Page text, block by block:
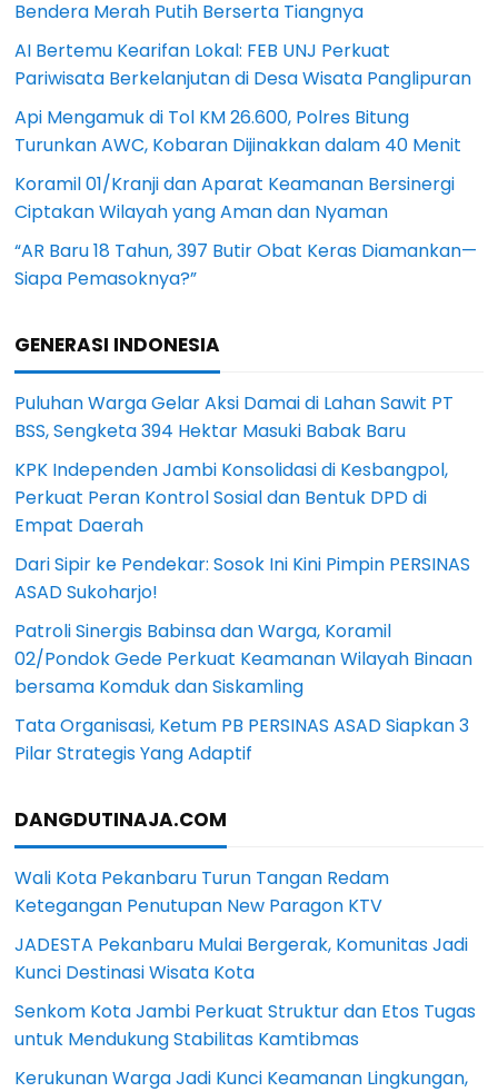
Bendera Merah Putih Berserta Tiangnya
AI Bertemu Kearifan Lokal: FEB UNJ Perkuat
Pariwisata Berkelanjutan di Desa Wisata Panglipuran
Api Mengamuk di Tol KM 26.600, Polres Bitung
Turunkan AWC, Kobaran Dijinakkan dalam 40 Menit
Koramil 01/Kranji dan Aparat Keamanan Bersinergi
Ciptakan Wilayah yang Aman dan Nyaman
“AR Baru 18 Tahun, 397 Butir Obat Keras Diamankan—
Siapa Pemasoknya?”
GENERASI INDONESIA
Puluhan Warga Gelar Aksi Damai di Lahan Sawit PT
BSS, Sengketa 394 Hektar Masuki Babak Baru
KPK Independen Jambi Konsolidasi di Kesbangpol,
Perkuat Peran Kontrol Sosial dan Bentuk DPD di
Empat Daerah
Dari Sipir ke Pendekar: Sosok Ini Kini Pimpin PERSINAS
ASAD Sukoharjo!
Patroli Sinergis Babinsa dan Warga, Koramil
02/Pondok Gede Perkuat Keamanan Wilayah Binaan
bersama Komduk dan Siskamling
Tata Organisasi, Ketum PB PERSINAS ASAD Siapkan 3
Pilar Strategis Yang Adaptif
DANGDUTINAJA.COM
Wali Kota Pekanbaru Turun Tangan Redam
Ketegangan Penutupan New Paragon KTV
JADESTA Pekanbaru Mulai Bergerak, Komunitas Jadi
Kunci Destinasi Wisata Kota
Senkom Kota Jambi Perkuat Struktur dan Etos Tugas
untuk Mendukung Stabilitas Kamtibmas
Kerukunan Warga Jadi Kunci Keamanan Lingkungan,